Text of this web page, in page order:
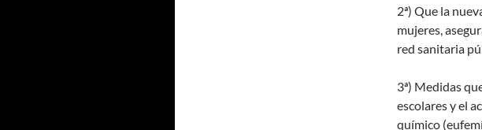
2ª) Que la
mujeres,
red sanitaria
3ª) Medidas
escolares y el
químico